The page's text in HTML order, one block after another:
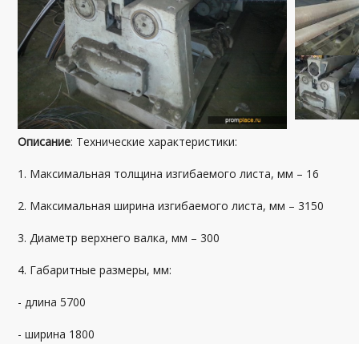
Описание: Технические характеристики:
1. Максимальная толщина изгибаемого листа, мм – 16
2. Максимальная ширина изгибаемого листа, мм – 3150
3. Диаметр верхнего валка, мм – 300
4. Габаритные размеры, мм:
- длина 5700
- ширина 1800